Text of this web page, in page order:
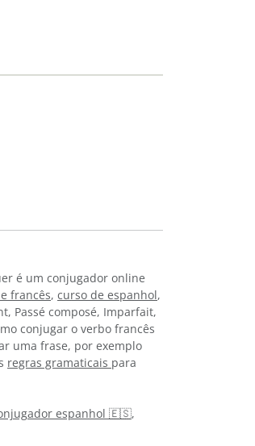
é um conjugador online
francês, curso de espanhol,
Passé composé, Imparfait,
conjugar o verbo francês
uma frase, por exemplo
regras gramaticais para
espanhol 🇪🇸,